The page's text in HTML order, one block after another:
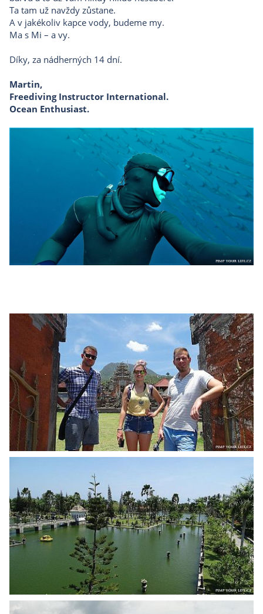
Ta tam už navždy zůstane.
A v jakékoliv kapce vody, budeme my.
Ma s Mi – a vy.
Díky, za nádherných 14 dní.
Martin,
Freediving Instructor International.
Ocean Enthusiast.